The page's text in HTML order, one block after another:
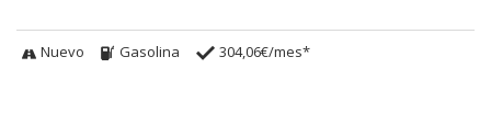
Nuevo Gasolina 304,06€/mes*